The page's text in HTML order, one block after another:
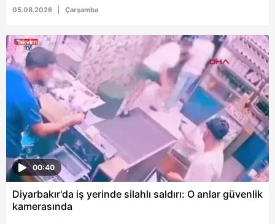
ziyaret edebilirsiniz.
6698 sayılı Kişisel Verilerin Korunması Kanunu uyarınca
hazırlanmış Aydınlatma Metnimizi okumak ve sitemizde
ilgili mevzuata uygun olarak kullanılan çerezlerle ilgili bilgi
almak için lütfentıklayınız.
05.08.2026 Çarşamba
00:40
Diyarbakır'da iş yerinde silahlı saldırı: O anlar güvenlik
kamerasında